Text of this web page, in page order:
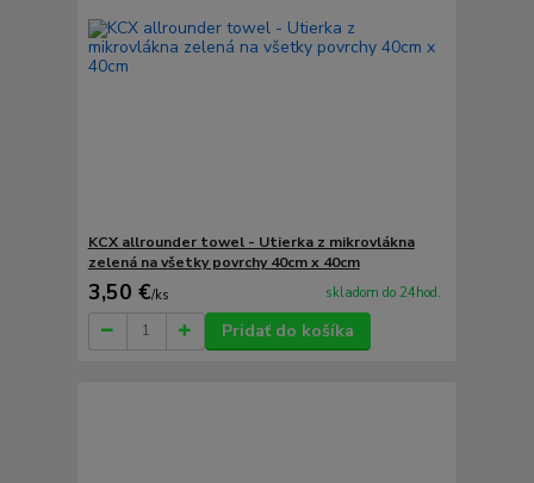
KCX allrounder towel - Utierka z mikrovlákna
zelená na všetky povrchy 40cm x 40cm
3,50 €/ks skladom do 24hod.
Pridať do košíka